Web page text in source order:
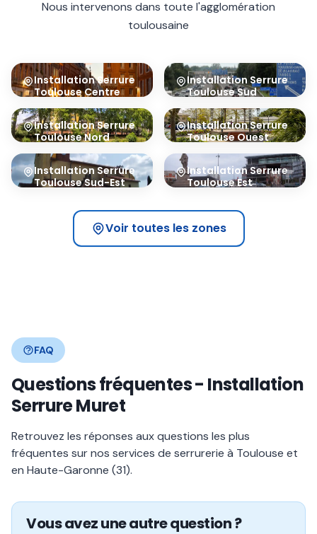
Nous intervenons dans toute l'agglomération
toulousaine
Installation Serrure
Toulouse Centre
31000
Installation Serrure
Toulouse Sud
31100
Installation Serrure
Toulouse Nord
31200
Installation Serrure
Toulouse Ouest
31300
Installation Serrure
Toulouse Sud-Est
Installation Serrure
Toulouse Est
Voir toutes les zones
FAQ
Questions fréquentes - Installation
Serrure Muret
Retrouvez les réponses aux questions les plus
fréquentes sur nos services de serrurerie à Toulouse et
en Haute-Garonne (31).
Vous avez une autre question ?